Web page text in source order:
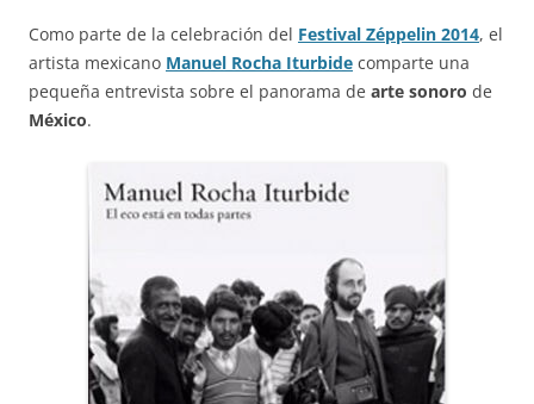
Como parte de la celebración del Festival Zéppelin 2014, el
artista mexicano Manuel Rocha Iturbide comparte una
pequeña entrevista sobre el panorama de arte sonoro de
México.